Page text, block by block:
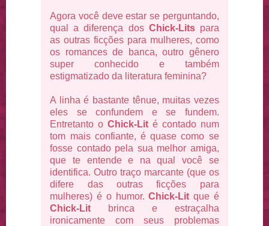
Agora você deve estar se perguntando,
qual a diferença dos Chick-Lits para
as outras ficções para mulheres, como
os romances de banca, outro gênero
super conhecido e também
estigmatizado da literatura feminina?
A linha é bastante tênue, muitas vezes
eles se confundem e se fundem.
Entretanto oChick-Lit é contado num
tom mais confiante, é quase como se
fosse contado pela sua melhor amiga,
que te entende e na qual você se
identifica. Outro traço marcante (que os
difere das outras ficções para
mulheres) é o humor.Chick-Lit que é
Chick-Lit brinca e estraçalha
ironicamente com seus problemas